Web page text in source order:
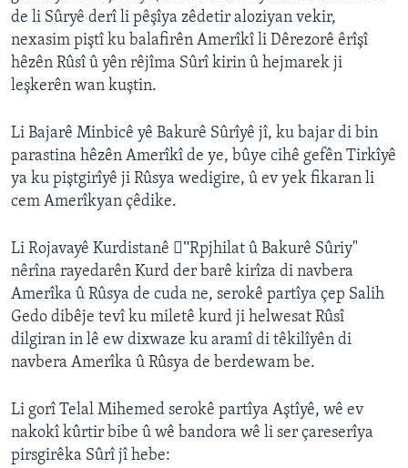
de li Sûryê derî li pêşîya zêdetir aloziyan vekir,
nexasim piştî ku balafirên Amerîkî li Dêrezorê êrîşî
hêzên Rûsî û yên rêjîma Sûrî kirin û hejmarek ji
leşkerên wan kuştin.
Li Bajarê Minbicê yê Bakurê Sûrîyê jî, ku bajar di bin
parastina hêzên Amerîkî de ye, bûye cihê gefên Tirkîyê
ya ku piştgirîyê ji Rûsya wedigire, û ev yek fikaran li
cem Amerîkyan çêdike.
Li Rojavayê Kurdistanê "ٌRpjhilat û Bakurê Sûriy"
nêrîna rayedarên Kurd der barê kirîza di navbera
Amerîka û Rûsya de cuda ne, serokê partîya çep Salih
Gedo dibêje tevî ku miletê kurd ji helwesat Rûsî
dilgiran in lê ew dixwaze ku aramî di têkilîyên di
navbera Amerîka û Rûsya de berdewam be.
Li gorî Telal Mihemed serokê partîya Aştîyê, wê ev
nakokî kûrtir bibe û wê bandora wê li ser çareserîya
pirsgirêka Sûrî jî hebe: